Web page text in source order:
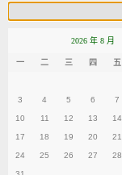
2026 年 8 月
一 二 三 四 五
3 4 5 6 7
10 11 12 13 14
17 18 19 20 21
24 25 26 27 28